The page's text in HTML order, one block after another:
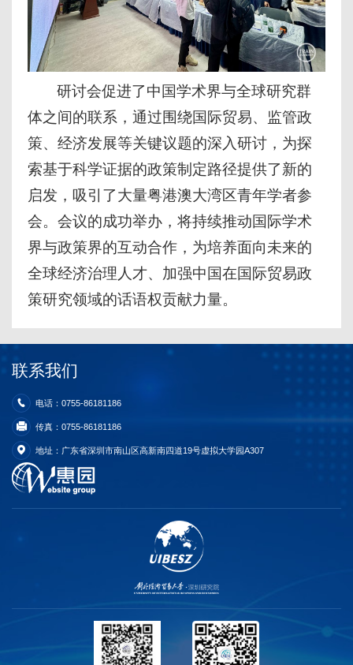
研讨会促进了中国学术界与全球研究群
体之间的联系，通过围绕国际贸易、监管政
策、经济发展等关键议题的深入研讨，为探
索基于科学证据的政策制定路径提供了新的
启发，吸引了大量粤港澳大湾区青年学者参
会。会议的成功举办，将持续推动国际学术
界与政策界的互动合作，为培养面向未来的
全球经济治理人才、加强中国在国际贸易政
策研究领域的话语权贡献力量。
联系我们
电话：0755-86181186
传真：0755-86181186
地址：广东省深圳市南山区高新南四道19号虚拟大学园A307